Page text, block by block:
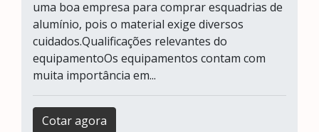
uma boa empresa para comprar esquadrias de
alumínio, pois o material exige diversos
cuidados.Qualificações relevantes do
equipamentoOs equipamentos contam com
muita importância em...
Cotar agora